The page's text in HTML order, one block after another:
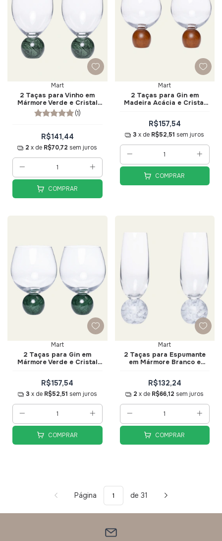
Mart
2 Taças para Vinho em
Mármore Verde e Cristal
520ml - Mart(1)
R$141,44
2 x de R$70,72 sem juros
COMPRAR
Mart
2 Taças para Gin em
Madeira Acácia e Cristal
R$157,54
3 x de R$52,51 sem juros
COMPRAR
Mart
2 Taças para Gin em
Mármore Verde e Cristal
R$157,54
3 x de R$52,51 sem juros
COMPRAR
Mart
2 Taças para Espumante
em Mármore Branco e
R$132,24
2 x de R$66,12 sem juros
COMPRAR
Página de 31